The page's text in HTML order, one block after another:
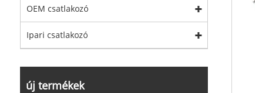
OEM csatlakozó
Ipari csatlakozó
új termékek